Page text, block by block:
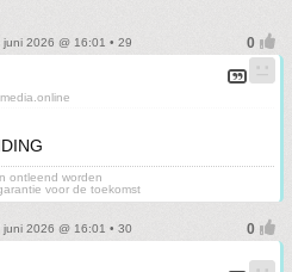
juni 2026 @ 16:01 • 29
ontleend worden
voor de toekomst
juni 2026 @ 16:01 • 30